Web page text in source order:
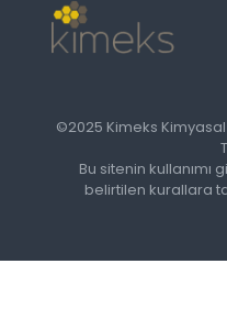
©2025 Kimeks
Bu sitenin kullanımı
belirtilen kurallara